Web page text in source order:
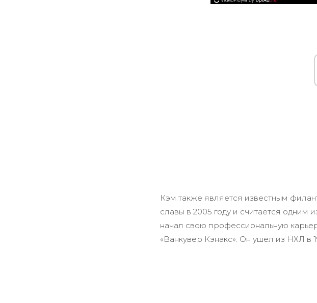
Кэм также является известным
славы в 2005 году и считается
начал свою профессиональную
«Ванкувер Кэнакс». Он ушел из НХЛ в